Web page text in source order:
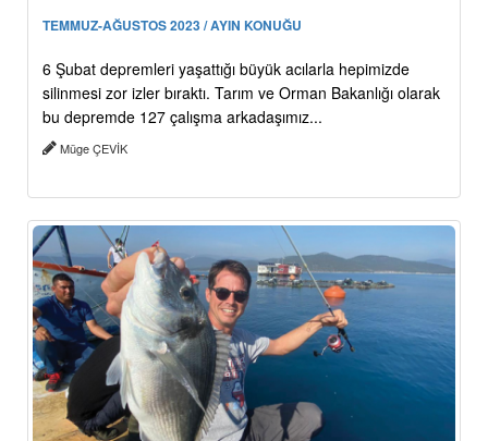
TEMMUZ-AĞUSTOS 2023 / AYIN KONUĞU
6 Şubat depremleri yaşattığı büyük acılarla hepimizde
silinmesi zor izler bıraktı. Tarım ve Orman Bakanlığı olarak
bu depremde 127 çalışma arkadaşımız...
Müge ÇEVİK